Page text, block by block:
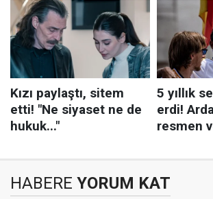
HABERE YORUM KAT